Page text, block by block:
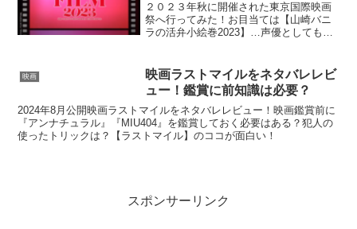
２０２３年秋に開催された東京国際映画
祭へ行ってみた！お目当ては【山崎バニ
ラの活弁小絵巻2023】…声優としても活
き語りする様に刮目！
映画
映画ラストマイルをネタバレレビ
ュー！鑑賞に前知識は必要？
2024年8月公開映画ラストマイルをネタバレレビュー！映画鑑賞前に
『アンナチュラル』『MIU404』を鑑賞しておく必要はある？犯人の
使ったトリックは？【ラストマイル】のココが面白い！
スポンサーリンク